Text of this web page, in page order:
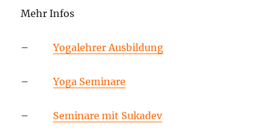
Mehr Infos
–Yogalehrer Ausbildung
–Yoga Seminare
– Seminare mit Sukadev